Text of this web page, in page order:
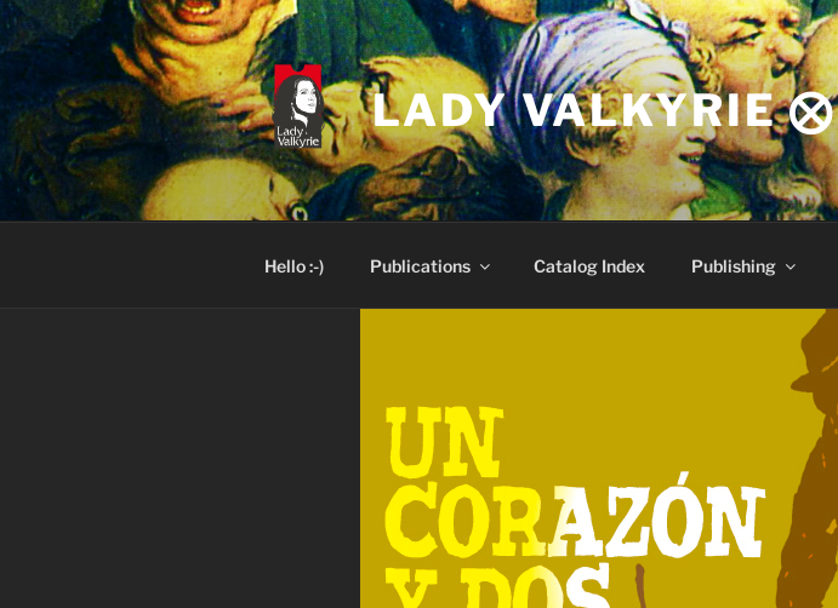
Skip
to
content
LADY VALKYRIE ⨂
Hello :-) Publications Catalog Index Publishing